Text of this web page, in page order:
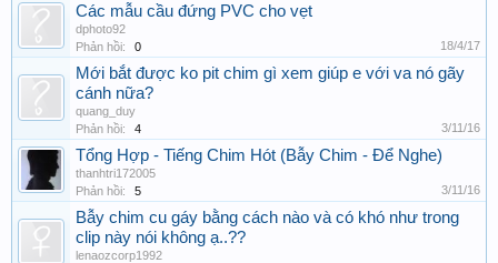
Các mẫu cầu đứng PVC cho vẹt
dphoto92
Phản hồi:
0 18/4/17
Mới bắt được ko pit chim gì xem giúp e với va nó gãy
cánh nữa?
quang_duy
Phản hồi:
4 3/11/16
Tổng Hợp - Tiếng Chim Hót (Bẫy Chim - Để Nghe)
thanhtri172005
Phản hồi:
5 3/11/16
Bẫy chim cu gáy bằng cách nào và có khó như trong
clip này nói không ạ..??
lenaozcorp1992